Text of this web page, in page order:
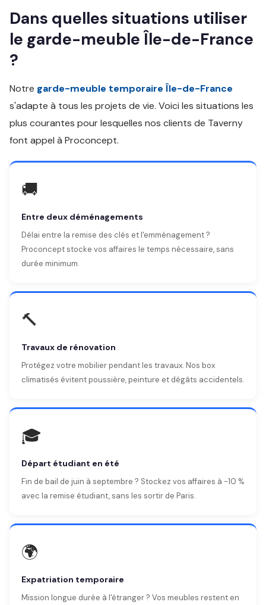
Dans quelles situations utiliser
le garde-meuble Île-de-France
?
Notre garde-meuble temporaire Île-de-France
s'adapte à tous les projets de vie. Voici les situations les
plus courantes pour lesquelles nos clients de Taverny
font appel à Proconcept.
🚚
Entre deux déménagements
Délai entre la remise des clés et l'emménagement ?
Proconcept stocke vos affaires le temps nécessaire, sans
durée minimum.
🔨
Travaux de rénovation
Protégez votre mobilier pendant les travaux. Nos box
climatisés évitent poussière, peinture et dégâts accidentels.
🎓
Départ étudiant en été
Fin de bail de juin à septembre ? Stockez vos affaires à -10 %
avec la remise étudiant, sans les sortir de Paris.
🌍
Expatriation temporaire
Mission longue durée à l'étranger ? Vos meubles restent en